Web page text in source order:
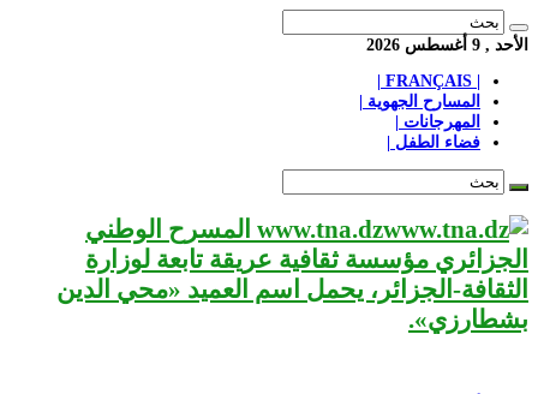
الأحد , 9 أغسطس 2026
المسارح الجهوية |
المهرجانات |
فضاء الطفل |
www.tna.dz المسرح الوطني
الجزائري مؤسسة ثقافية عريقة تابعة لوزارة
الثقافة-الجزائر، يحمل اسم العميد «محي الدين
بشطارزي».